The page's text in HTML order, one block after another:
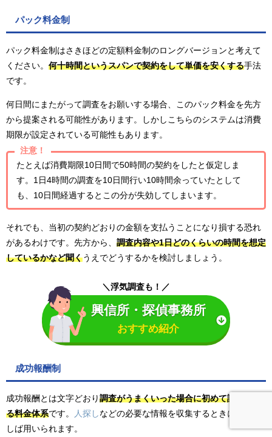
パック料金制
パック料金制はさきほどの定額料金制のロングバージョンと考えて
ください。 何十時間というスパンで契約をして単価を安くする手法
です。
何日間にまたがって調査をお願いする場合、このパック料金を先方
から提案される可能性があります。しかしこちらのシステムは消費
期限が設定されている可能性もあります。
注意！
たとえば消費期限10日間で50時間の契約をしたと仮定しま
す。1日4時間の調査を10日間行い10時間余っていたとして
も、10日間経過するとこの分が失効してしまいます。
それでも、当初の契約どおりの金額を支払うことになり損する恐れ
があるわけです。先方から、 調査内容や1日どのくらいの時間を想定
しているかなど聞くうえでどうするかを検討しましょう。
＼浮気調査も！／
興信所・探偵事務所
おすすめ紹介
成功報酬制
成功報酬とは文字どおり 調査がうまくいった場合に初めて請求され
る料金体系です。 人探し などの必要な情報を収集するときに、しば
しば用いられます。